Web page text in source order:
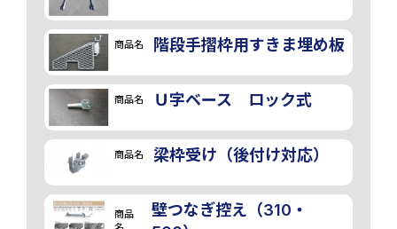
商品名 階段手摺枠用すきま埋め板
商品名 Ｕ字ベース ロック式
商品名 梁枠受け（後付け対応）
商品
壁つなぎ控え（310・